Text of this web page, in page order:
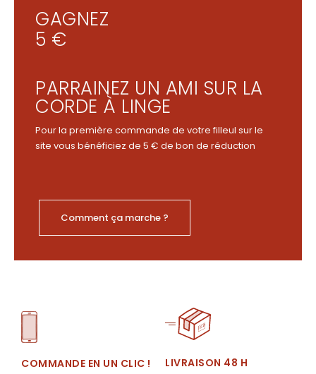
GAGNEZ
5 €
PARRAINEZ UN AMI SUR LA
CORDE À LINGE
Pour la première commande de votre filleul sur le
site vous bénéficiez de 5 € de bon de réduction
Comment ça marche ?
COMMANDE EN UN CLIC ! LIVRAISON 48 H